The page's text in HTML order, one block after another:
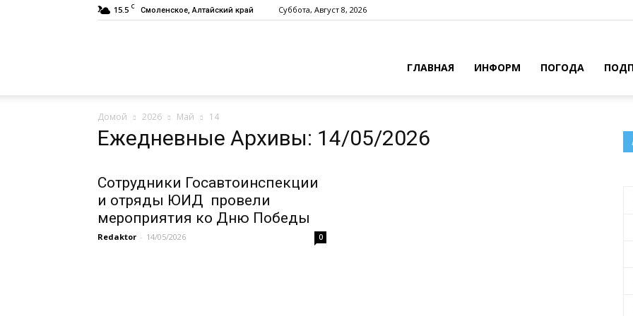
15.5 C Смоленское, Алтайский край Суббота, Август 8, 2026
«Заря»
ГЛАВНАЯ ИНФОРМ ПОГОДА
Домой 2026 Май 14
Ежедневные Архивы: 14/05/2026
Сотрудники Госавтоинспекции
и отряды ЮИД провели
мероприятия ко Дню Победы
Redaktor - 14/05/2026 0